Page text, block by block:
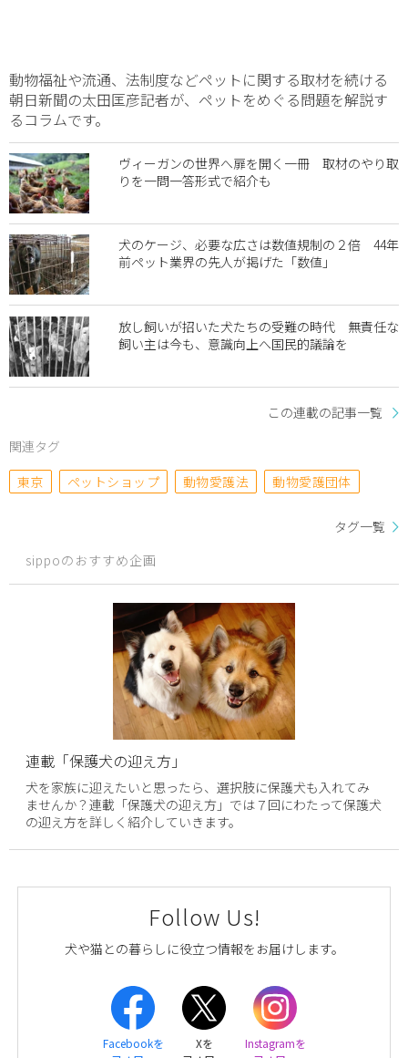
動物福祉や流通、法制度などペットに関する取材を続ける
朝日新聞の太田匡彦記者が、ペットをめぐる問題を解説す
るコラムです。
ヴィーガンの世界へ扉を開く一冊 取材のやり取
りを一問一答形式で紹介も
犬のケージ、必要な広さは数値規制の２倍 44年
前ペット業界の先人が掲げた「数値」
放し飼いが招いた犬たちの受難の時代 無責任な
飼い主は今も、意識向上へ国民的議論を
この連載の記事一覧
関連タグ
東京
ペットショップ 動物愛護法 動物愛護団体
タグ一覧
sippoのおすすめ企画
連載「保護犬の迎え方」
犬を家族に迎えたいと思ったら、選択肢に保護犬も入れてみ
ませんか？連載「保護犬の迎え方」では７回にわたって保護犬
の迎え方を詳しく紹介していきます。
Follow Us!
犬や猫との暮らしに役立つ情報をお届けします。
Facebookを
Xを
Instagramを